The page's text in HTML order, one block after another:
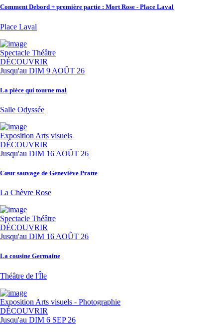
Comment Debord + première partie : Mort Rose - Place Laval
Place Laval
Spectacle Théâtre
DÉCOUVRIR
Jusqu'au DIM 9 AOÛT 26
La pièce qui tourne mal
Salle Odyssée
Exposition Arts visuels
DÉCOUVRIR
Jusqu'au DIM 16 AOÛT 26
Cœur sauvage de Geneviève Pratte
La Chèvre Rose
Spectacle Théâtre
DÉCOUVRIR
Jusqu'au DIM 16 AOÛT 26
La cousine Germaine
Théâtre de l'Île
Exposition Arts visuels - Photographie
DÉCOUVRIR
Jusqu'au DIM 6 SEP 26